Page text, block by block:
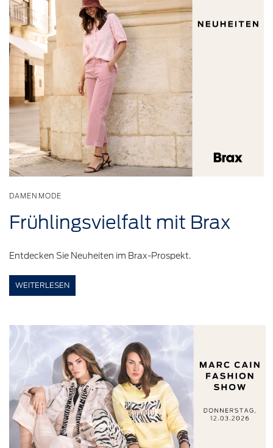
DAMENMODE
Frühlingsvielfalt mit Brax
Entdecken Sie Neuheiten im Brax-Prospekt.
WEITERLESEN